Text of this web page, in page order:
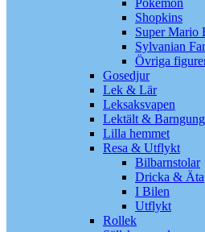
Pokémon
Shopkins
Super Mario
Sylvanian
Övriga
Gosedjur
Lek & Lär
Leksaksvapen
Lektält &
Lilla hemmet
Resa & Utflykt
Bilbarnstolar
Dricka & Äta
I Bilen
Utflykt
Rollek